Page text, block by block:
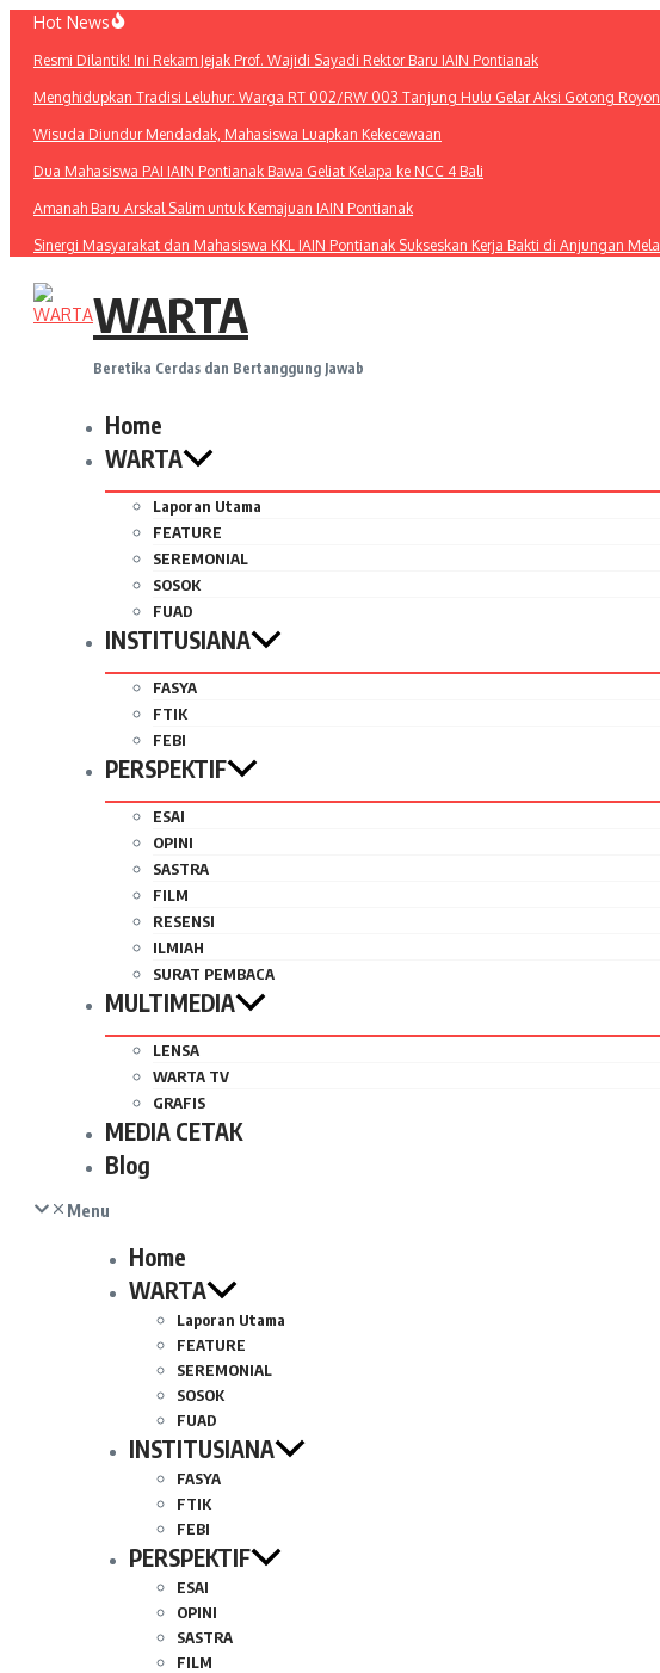
Lewati
konten
Hot News
Resmi Dilantik! Ini Rekam Jejak Prof. Wajidi Sayadi Rektor Baru IAIN Pontianak
Menghidupkan Tradisi Leluhur: Warga RT 002/RW 003 Tanjung Hulu Gelar Aksi Gotong
Wisuda Diundur Mendadak, Mahasiswa Luapkan Kekecewaan
Dua Mahasiswa PAI IAIN Pontianak Bawa Geliat Kelapa ke NCC 4 Bali
Amanah Baru Arskal Salim untuk Kemajuan IAIN Pontianak
Sinergi Masyarakat dan Mahasiswa KKL IAIN Pontianak Sukseskan Kerja Bakti di Anjungan
WARTA
Beretika Cerdas dan Bertanggung Jawab
Home
WARTA
Laporan Utama
FEATURE
SEREMONIAL
SOSOK
FUAD
INSTITUSIANA
FASYA
FTIK
FEBI
PERSPEKTIF
ESAI
OPINI
SASTRA
FILM
RESENSI
ILMIAH
SURAT PEMBACA
MULTIMEDIA
LENSA
WARTA TV
GRAFIS
MEDIA CETAK
Blog
Menu
Home
WARTA
Laporan Utama
FEATURE
SEREMONIAL
SOSOK
FUAD
INSTITUSIANA
FASYA
FTIK
FEBI
PERSPEKTIF
ESAI
OPINI
SASTRA
FILM